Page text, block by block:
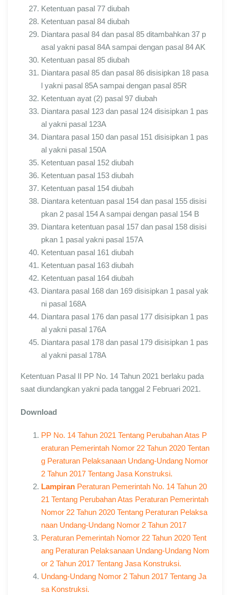
Ketentuan pasal 77 diubah
Ketentuan pasal 84 diubah
Diantara pasal 84 dan pasal 85 ditambahkan 37 p
asal yakni pasal 84A sampai dengan pasal 84 AK
Ketentuan pasal 85 diubah
Diantara pasal 85 dan pasal 86 disisipkan 18 pasa
l yakni pasal 85A sampai dengan pasal 85R
Ketentuan ayat (2) pasal 97 diubah
Diantara pasal 123 dan pasal 124 disisipkan 1 pas
al yakni pasal 123A
Diantara pasal 150 dan pasal 151 disisipkan 1 pas
al yakni pasal 150A
Ketentuan pasal 152 diubah
Ketentuan pasal 153 diubah
Ketentuan pasal 154 diubah
Diantara ketentuan pasal 154 dan pasal 155 disisi
pkan 2 pasal 154 A sampai dengan pasal 154 B
Diantara ketentuan pasal 157 dan pasal 158 disisi
pkan 1 pasal yakni pasal 157A
Ketentuan pasal 161 diubah
Ketentuan pasal 163 diubah
Ketentuan pasal 164 diubah
Diantara pasal 168 dan 169 disisipkan 1 pasal yak
ni pasal 168A
Diantara pasal 176 dan pasal 177 disisipkan 1 pas
al yakni pasal 176A
Diantara pasal 178 dan pasal 179 disisipkan 1 pas
al yakni pasal 178A
Ketentuan Pasal II PP No. 14 Tahun 2021 berlaku pada
saat diundangkan yakni pada tanggal 2 Februari 2021.
Download
PP No. 14 Tahun 2021 Tentang Perubahan Atas P
eraturan Pemerintah Nomor 22 Tahun 2020 Tentan
g Peraturan Pelaksanaan Undang-Undang Nomor
2 Tahun 2017 Tentang Jasa Konstruksi.
Lampiran Peraturan Pemerintah No. 14 Tahun 20
21 Tentang Perubahan Atas Peraturan Pemerintah
Nomor 22 Tahun 2020 Tentang Peraturan Pelaksa
naan Undang-Undang Nomor 2 Tahun 2017
Peraturan Pemerintah Nomor 22 Tahun 2020 Tent
ang Peraturan Pelaksanaan Undang-Undang Nom
or 2 Tahun 2017 Tentang Jasa Konstruksi.
Undang-Undang Nomor 2 Tahun 2017 Tentang Ja
sa Konstruksi.